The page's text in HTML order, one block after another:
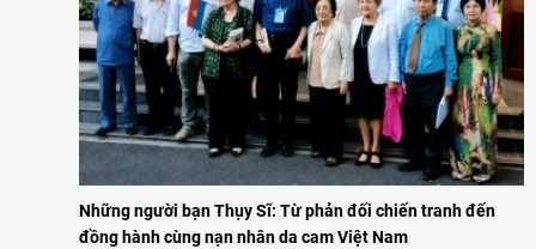
Những người bạn Thụy Sĩ: Từ phản đối chiến tranh đến
đồng hành cùng nạn nhân da cam Việt Nam